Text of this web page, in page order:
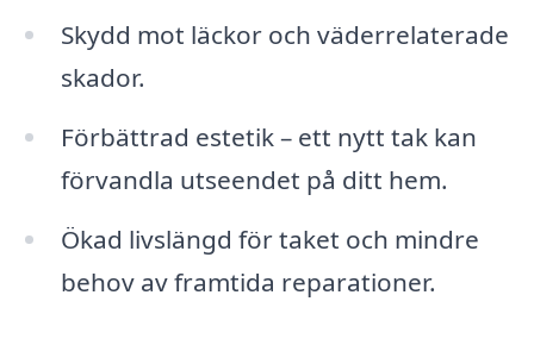
Skydd mot läckor och väderrelaterade
skador.
Förbättrad estetik – ett nytt tak kan
förvandla utseendet på ditt hem.
Ökad livslängd för taket och mindre
behov av framtida reparationer.